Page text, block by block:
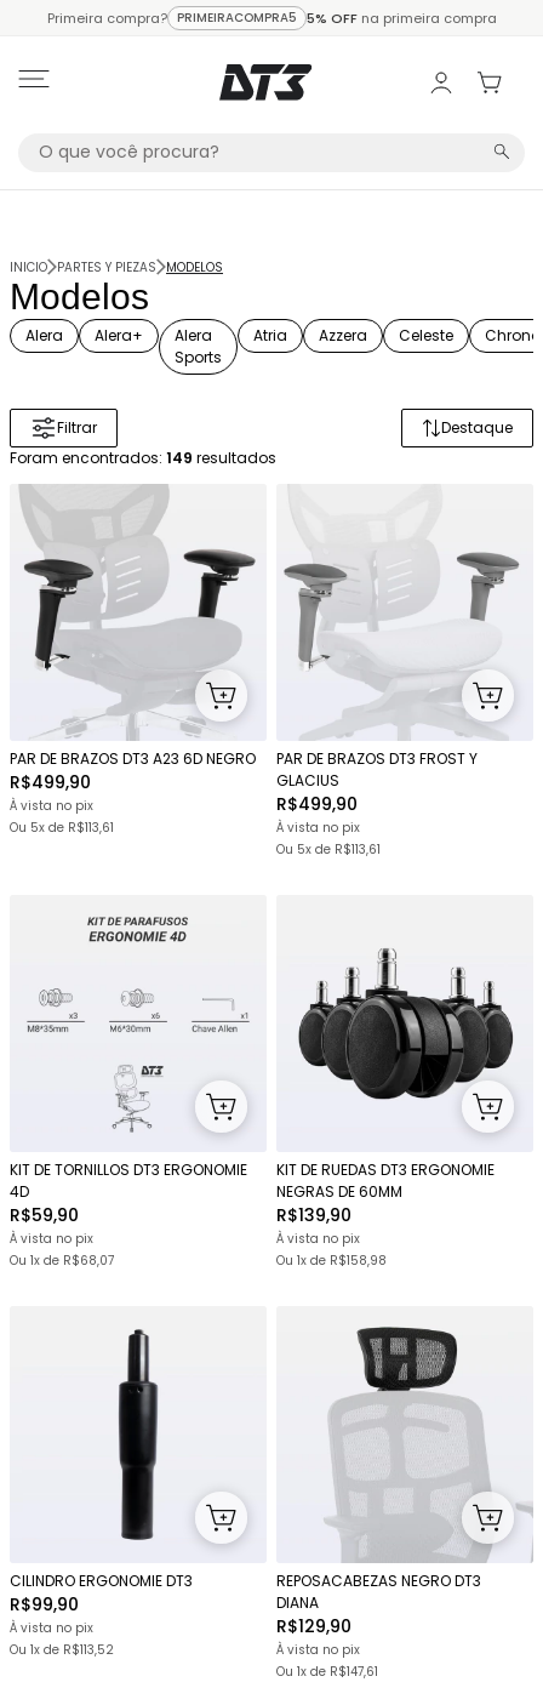
Primeira compra? PRIMEIRACOMPRA5 5% OFFna primeira compra
INICIO PARTES Y PIEZAS MODELOS
Modelos
Alera Alera+
Alera
Sports
Atria Azzera Celeste Chrono
Foram encontrados: 149 resultados
Ordenar
Destaque
Filtrar
PAR DE BRAZOS DT3 A23 6D NEGRO
R$499,90
À vista no pix
Ou 5x de R$113,61
PAR DE BRAZOS DT3 FROST Y
GLACIUS
R$499,90
À vista no pix
Ou 5x de R$113,61
KIT DE TORNILLOS DT3 ERGONOMIE
4D
R$59,90
À vista no pix
Ou 1x de R$68,07
KIT DE RUEDAS DT3 ERGONOMIE
NEGRAS DE 60MM
R$139,90
À vista no pix
Ou 1x de R$158,98
CILINDRO ERGONOMIE DT3
R$99,90
À vista no pix
Ou 1x de R$113,52
REPOSACABEZAS NEGRO DT3
DIANA
R$129,90
À vista no pix
Ou 1x de R$147,61